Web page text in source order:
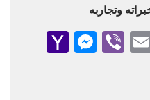
وتجاربه
Telegram
Email
Viber